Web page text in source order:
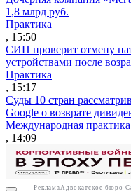
1,8 млрд руб.
Практика
, 15:50
СИП проверит отмену
устройствами после
Практика
, 15:17
Суды 10 стран
Google о возврате
Международная практика
, 14:09
Реклама Адвокатское бюро